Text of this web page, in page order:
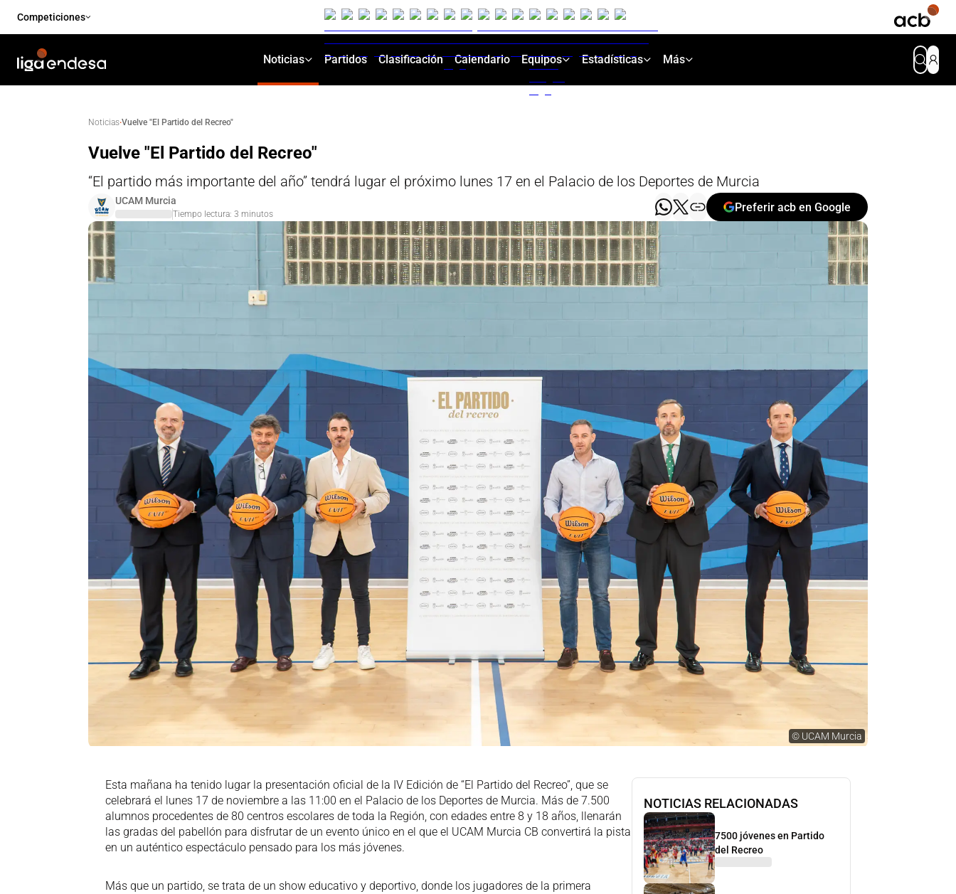
Competiciones
Noticias Partidos Clasificación Calendario Equipos Estadísticas Más
Noticias·Vuelve "El Partido del Recreo"
Vuelve "El Partido del Recreo"
“El partido más importante del año” tendrá lugar el próximo lunes 17 en el Palacio de los Deportes de Murcia
UCAM Murcia
Tiempo lectura: 3 minutos
Preferir acb en Google
© UCAM Murcia
Esta mañana ha tenido lugar la presentación oficial de la IV Edición de “El Partido del Recreo”, que se
celebrará el lunes 17 de noviembre a las 11:00 en el Palacio de los Deportes de Murcia. Más de 7.500
alumnos procedentes de 80 centros escolares de toda la Región, con edades entre 8 y 18 años, llenarán
las gradas del pabellón para disfrutar de un evento único en el que el UCAM Murcia CB convertirá la pista
en un auténtico espectáculo pensado para los más jóvenes.
Más que un partido, se trata de un show educativo y deportivo, donde los jugadores de la primera
NOTICIAS RELACIONADAS
7500 jóvenes en Partido
del Recreo